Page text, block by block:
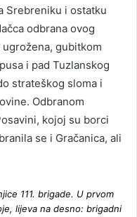
Srebreniku i ostatku
odbrana ovog
gubitkom
i pad Tuzlanskog
strateškog sloma i
Odbranom
kojoj su borci
se i Gračanica, ali
111. brigade. U prvom
lijeva na desno: brigadni